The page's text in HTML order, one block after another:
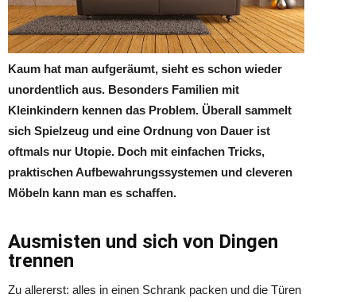
Kaum hat man aufgeräumt, sieht es schon wieder
unordentlich aus. Besonders Familien mit
Kleinkindern kennen das Problem. Überall sammelt
sich Spielzeug und eine Ordnung von Dauer ist
oftmals nur Utopie. Doch mit einfachen Tricks,
praktischen Aufbewahrungssystemen und cleveren
Möbeln kann man es schaffen.
Ausmisten und sich von Dingen
trennen
Zu allererst: alles in einen Schrank packen und die Türen